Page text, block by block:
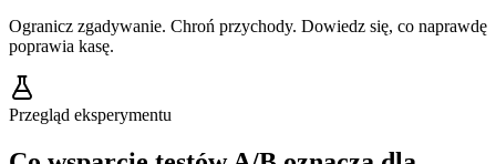
Ogranicz zgadywanie. Chroń przychody. Dowiedz się, co naprawdę
poprawia kasę.
Przegląd eksperymentu